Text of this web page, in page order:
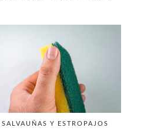
SALVAUÑAS Y ESTROPAJOS